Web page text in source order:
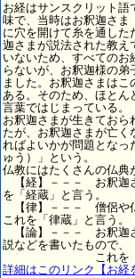
お経はサンスクリット
味で、当時はお釈迦さま
に穴を開けて糸を通した
迦さまが説法された教え
いないため、すべての
らないが、お釈迦様の弟
ました。お釈迦さまは
ある。そのため、ほとん
言葉ではじまっている。
お釈迦さまが生きておら
たが、お釈迦さまが亡く
ればよいかが問題となっ
ゅう）」という。
仏教にはたくさんの仏典
【経】－－－ お釈迦
を「経蔵」と言う。
【律】－－－ 僧侶や仏
これを「律蔵」と言う。
【論】－－－ お釈迦
説などを書いたもので、
これを「論蔵
詳細はこのリンク【お経